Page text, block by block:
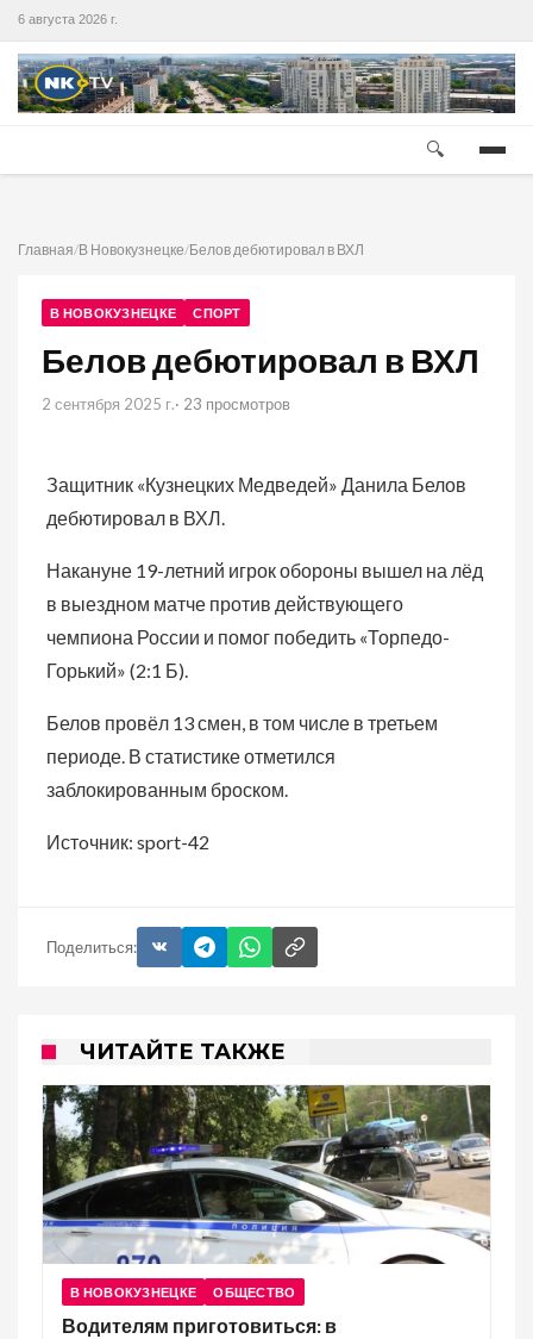
6 августа 2026 г.
🔍
Главная/В Новокузнецке/Белов дебютировал в ВХЛ
В НОВОКУЗНЕЦКЕ СПОРТ
Белов дебютировал в ВХЛ
2 сентября 2025 г.· 23 просмотров
Защитник «Кузнецких Медведей» Данила Белов
дебютировал в ВХЛ.
Накануне 19-летний игрок обороны вышел на лёд
в выездном матче против действующего
чемпиона России и помог победить «Торпедо-
Горький» (2:1 Б).
Белов провёл 13 смен, в том числе в третьем
периоде. В статистике отметился
заблокированным броском.
Истoчник: sport-42
Поделиться:
ЧИТАЙТЕ ТАКЖЕ
В НОВОКУЗНЕЦКЕ ОБЩЕСТВО
Водителям приготовиться: в